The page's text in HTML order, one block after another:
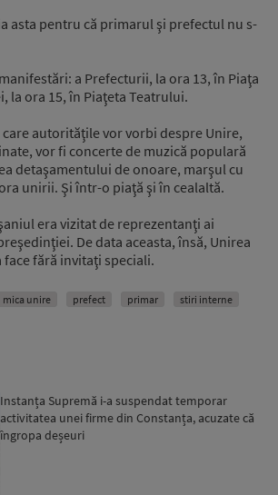
asta pentru că primarul şi prefectul nu s-
a Prefecturii, la ora 13, în Piaţa
la ora 15, în Piaţeta Teatrului.
autorităţile vor vorbi despre Unire,
vor fi concerte de muzică populară
detaşamentului de onoare, marşul cu
unirii. Şi într-o piaţă şi în cealaltă.
era vizitat de reprezentanţi ai
De data aceasta, însă, Unirea
fără invitaţi speciali.
mica unire prefect primar stiri interne
Instanța Supremă i-a suspendat temporar
activitatea unei firme din Constanța, acuzate că
îngropa deșeuri